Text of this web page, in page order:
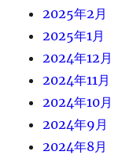
2025年2月
2025年1月
2024年12月
2024年11月
2024年10月
2024年9月
2024年8月